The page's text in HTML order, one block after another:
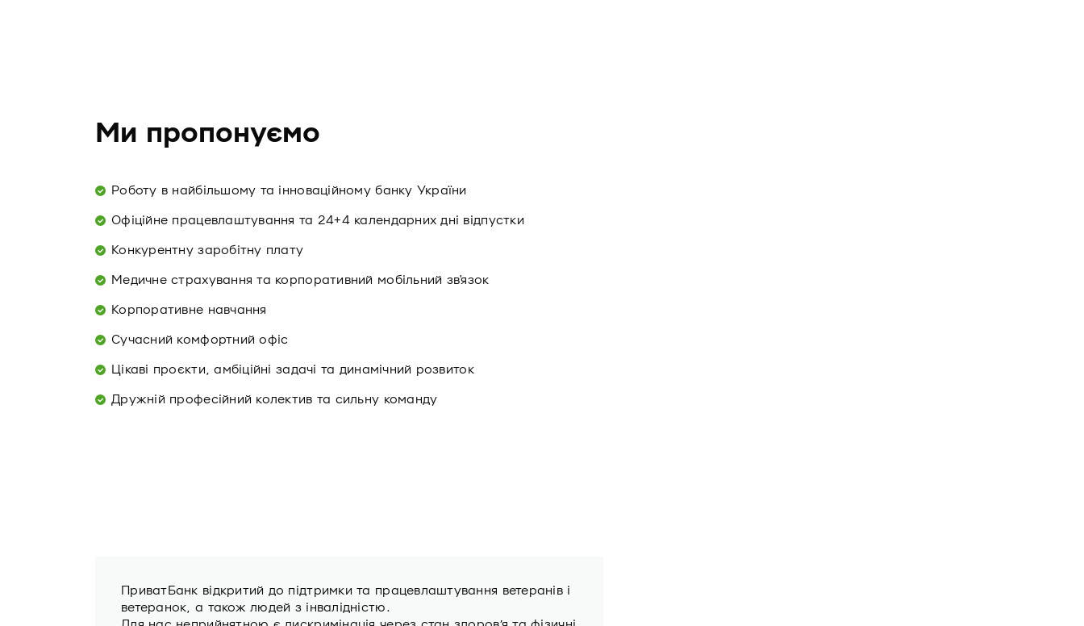
Ми пропонуємо
Роботу в найбільшому та інноваційному банку України
Офіційне працевлаштування та 24+4 календарних дні відпустки
Конкурентну заробітну плату
Медичне страхування та корпоративний мобільний зв'язок
Корпоративне навчання
Сучасний комфортний офіс
Цікаві проєкти, амбіційні задачі та динамічний розвиток
Дружній професійний колектив та сильну команду
ПриватБанк відкритий до підтримки та працевлаштування ветеранів i
ветеранок, а також людей з інвалідністю.